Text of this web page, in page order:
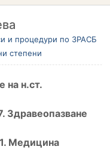
и процедури по ЗРАСБ
степени
на н.ст.
Здравеопазване
Медицина